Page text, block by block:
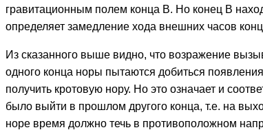
гравитационным полем конца B. Но конец B
определяет замедление хода внешних часов
Из сказанного выше видно, что возражение
одного конца норы пытаются добиться
получить кротовую нору. Но это означает и
было выйти в прошлом другого конца, т.е. на
норе время должно течь в противоположном